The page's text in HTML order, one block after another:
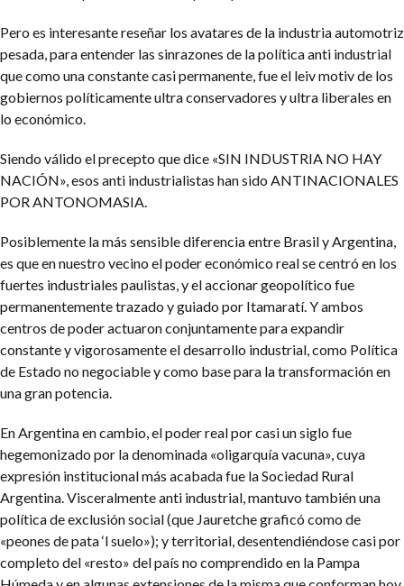
Pero es interesante reseñar los avatares de la industria automotriz
pesada, para entender las sinrazones de la política anti industrial
que como una constante casi permanente, fue el leiv motiv de los
gobiernos políticamente ultra conservadores y ultra liberales en
lo económico.
Siendo válido el precepto que dice «SIN INDUSTRIA NO HAY
NACIÓN», esos anti industrialistas han sido ANTINACIONALES
POR ANTONOMASIA.
Posiblemente la más sensible diferencia entre Brasil y Argentina,
es que en nuestro vecino el poder económico real se centró en los
fuertes industriales paulistas, y el accionar geopolítico fue
permanentemente trazado y guiado por Itamaratí. Y ambos
centros de poder actuaron conjuntamente para expandir
constante y vigorosamente el desarrollo industrial, como Política
de Estado no negociable y como base para la transformación en
una gran potencia.
En Argentina en cambio, el poder real por casi un siglo fue
hegemonizado por la denominada «oligarquía vacuna», cuya
expresión institucional más acabada fue la Sociedad Rural
Argentina. Visceralmente anti industrial, mantuvo también una
política de exclusión social (que Jauretche graficó como de
«peones de pata ‘l suelo»); y territorial, desentendiéndose casi por
completo del «resto» del país no comprendido en la Pampa